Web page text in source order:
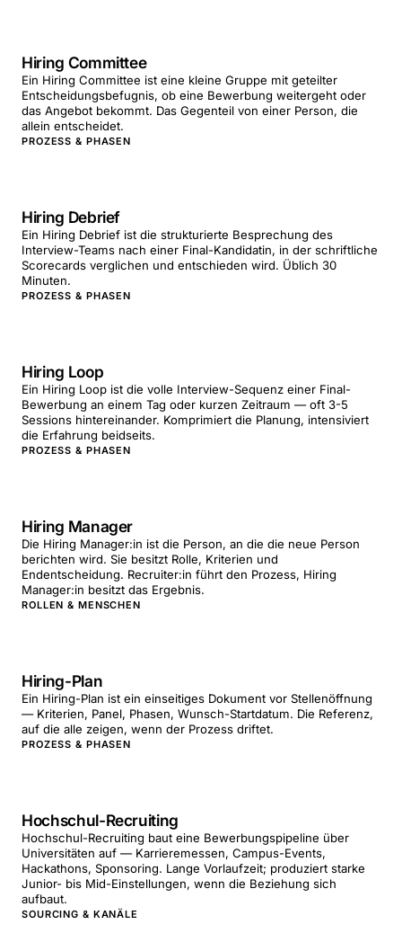
Hiring Committee
Ein Hiring Committee ist eine kleine Gruppe mit geteilter
Entscheidungsbefugnis, ob eine Bewerbung weitergeht oder
das Angebot bekommt. Das Gegenteil von einer Person, die
allein entscheidet.
PROZESS & PHASEN
Hiring Debrief
Ein Hiring Debrief ist die strukturierte Besprechung des
Interview-Teams nach einer Final-Kandidatin, in der schriftliche
Scorecards verglichen und entschieden wird. Üblich 30
Minuten.
PROZESS & PHASEN
Hiring Loop
Ein Hiring Loop ist die volle Interview-Sequenz einer Final-
Bewerbung an einem Tag oder kurzen Zeitraum — oft 3-5
Sessions hintereinander. Komprimiert die Planung, intensiviert
die Erfahrung beidseits.
PROZESS & PHASEN
Hiring Manager
Die Hiring Manager:in ist die Person, an die die neue Person
berichten wird. Sie besitzt Rolle, Kriterien und
Endentscheidung. Recruiter:in führt den Prozess, Hiring
Manager:in besitzt das Ergebnis.
ROLLEN & MENSCHEN
Hiring-Plan
Ein Hiring-Plan ist ein einseitiges Dokument vor Stellenöffnung
— Kriterien, Panel, Phasen, Wunsch-Startdatum. Die Referenz,
auf die alle zeigen, wenn der Prozess driftet.
PROZESS & PHASEN
Hochschul-Recruiting
Hochschul-Recruiting baut eine Bewerbungspipeline über
Universitäten auf — Karrieremessen, Campus-Events,
Hackathons, Sponsoring. Lange Vorlaufzeit; produziert starke
Junior- bis Mid-Einstellungen, wenn die Beziehung sich
aufbaut.
SOURCING & KANÄLE